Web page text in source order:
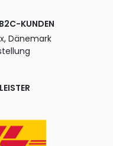
KUNDEN
Dänemark